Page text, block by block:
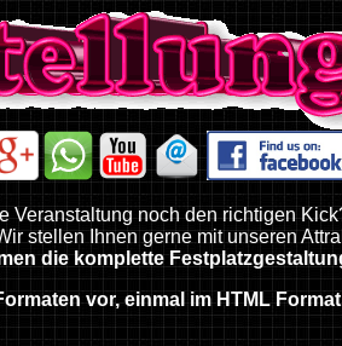
Veranstaltung noch den richtigen
stellen Ihnen gerne mit unseren
die komplette
vor, einmal im HTML